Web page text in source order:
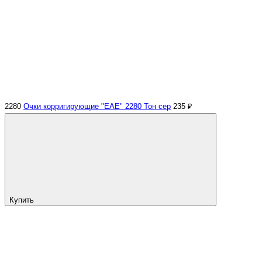
2280 Очки корригирующие "EAE" 2280 Тон сер 235 ₽
Купить